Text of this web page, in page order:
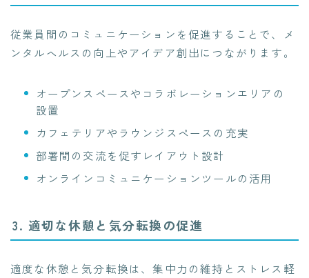
従業員間のコミュニケーションを促進することで、メ
ンタルヘルスの向上やアイデア創出につながります。
オープンスペースやコラボレーションエリアの
設置
カフェテリアやラウンジスペースの充実
部署間の交流を促すレイアウト設計
オンラインコミュニケーションツールの活用
3. 適切な休憩と気分転換の促進
適度な休憩と気分転換は、集中力の維持とストレス軽